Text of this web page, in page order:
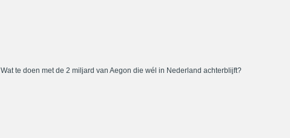
Wat te doen met de 2 miljard van Aegon die wél in Nederland achterblijft?